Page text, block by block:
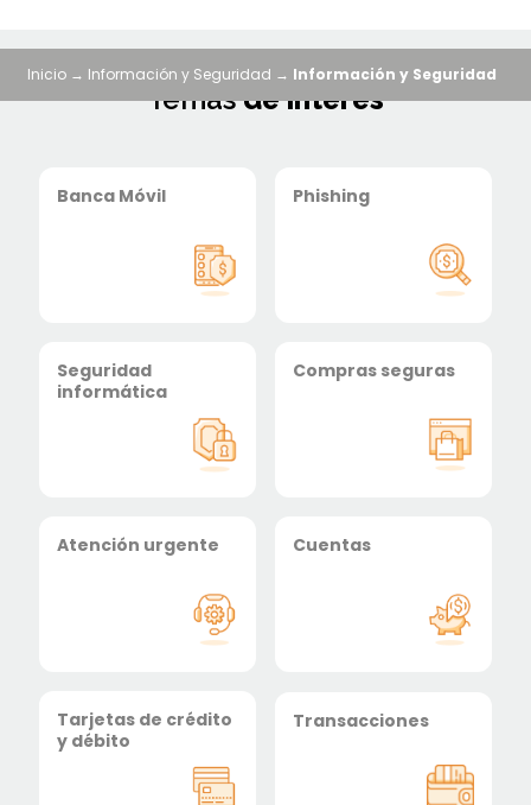
Inicio → Información y Seguridad → Información y Seguridad
Temasde interés
Banca Móvil Phishing
Seguridad
informática
Compras seguras
Atención urgente Cuentas
Tarjetas de crédito
y débito
Transacciones